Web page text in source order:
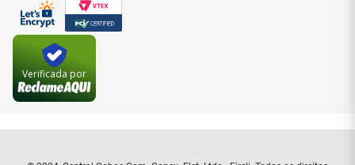
Verificada por